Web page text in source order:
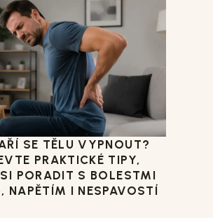
SE TĚLU VYPNOUT?
PRAKTICKÉ TIPY,
PORADIT S BOLESTMI
NAPĚTÍM I NESPAVOSTÍ